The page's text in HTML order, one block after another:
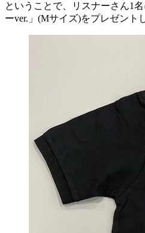
ということで、リスナーさん1
ーver.」(Mサイズ)をプレゼント